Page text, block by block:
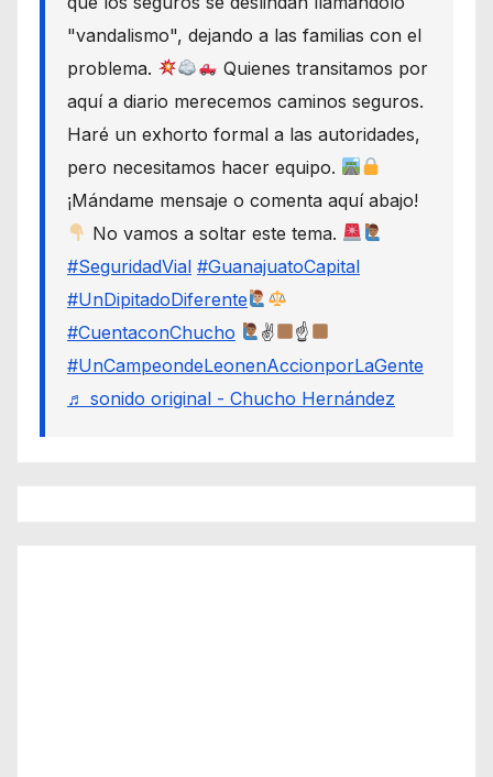
"vandalismo", dejando a las familias con el
problema.
Quienes transitamos por
aquí a diario merecemos caminos seguros.
Haré un exhorto formal a las autoridades,
pero necesitamos hacer equipo.
¡Mándame mensaje o comenta aquí abajo!
No vamos a soltar este tema.
#SeguridadVial #GuanajuatoCapital
#UnDipitadoDiferente
#CuentaconChucho
✌
☝
#UnCampeondeLeonenAccionporLaGente
♬ sonido original - Chucho Hernández